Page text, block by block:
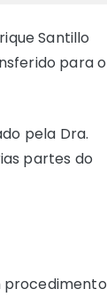
Santillo
para o
pela Dra.
partes do
procedimento